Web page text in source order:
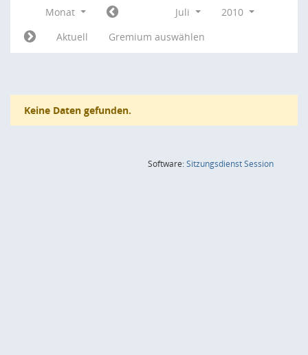
Monat Juli
2010
Aktuell
Gremium auswählen
Keine Daten gefunden.
Software:SitzungsdienstSession(Wird in